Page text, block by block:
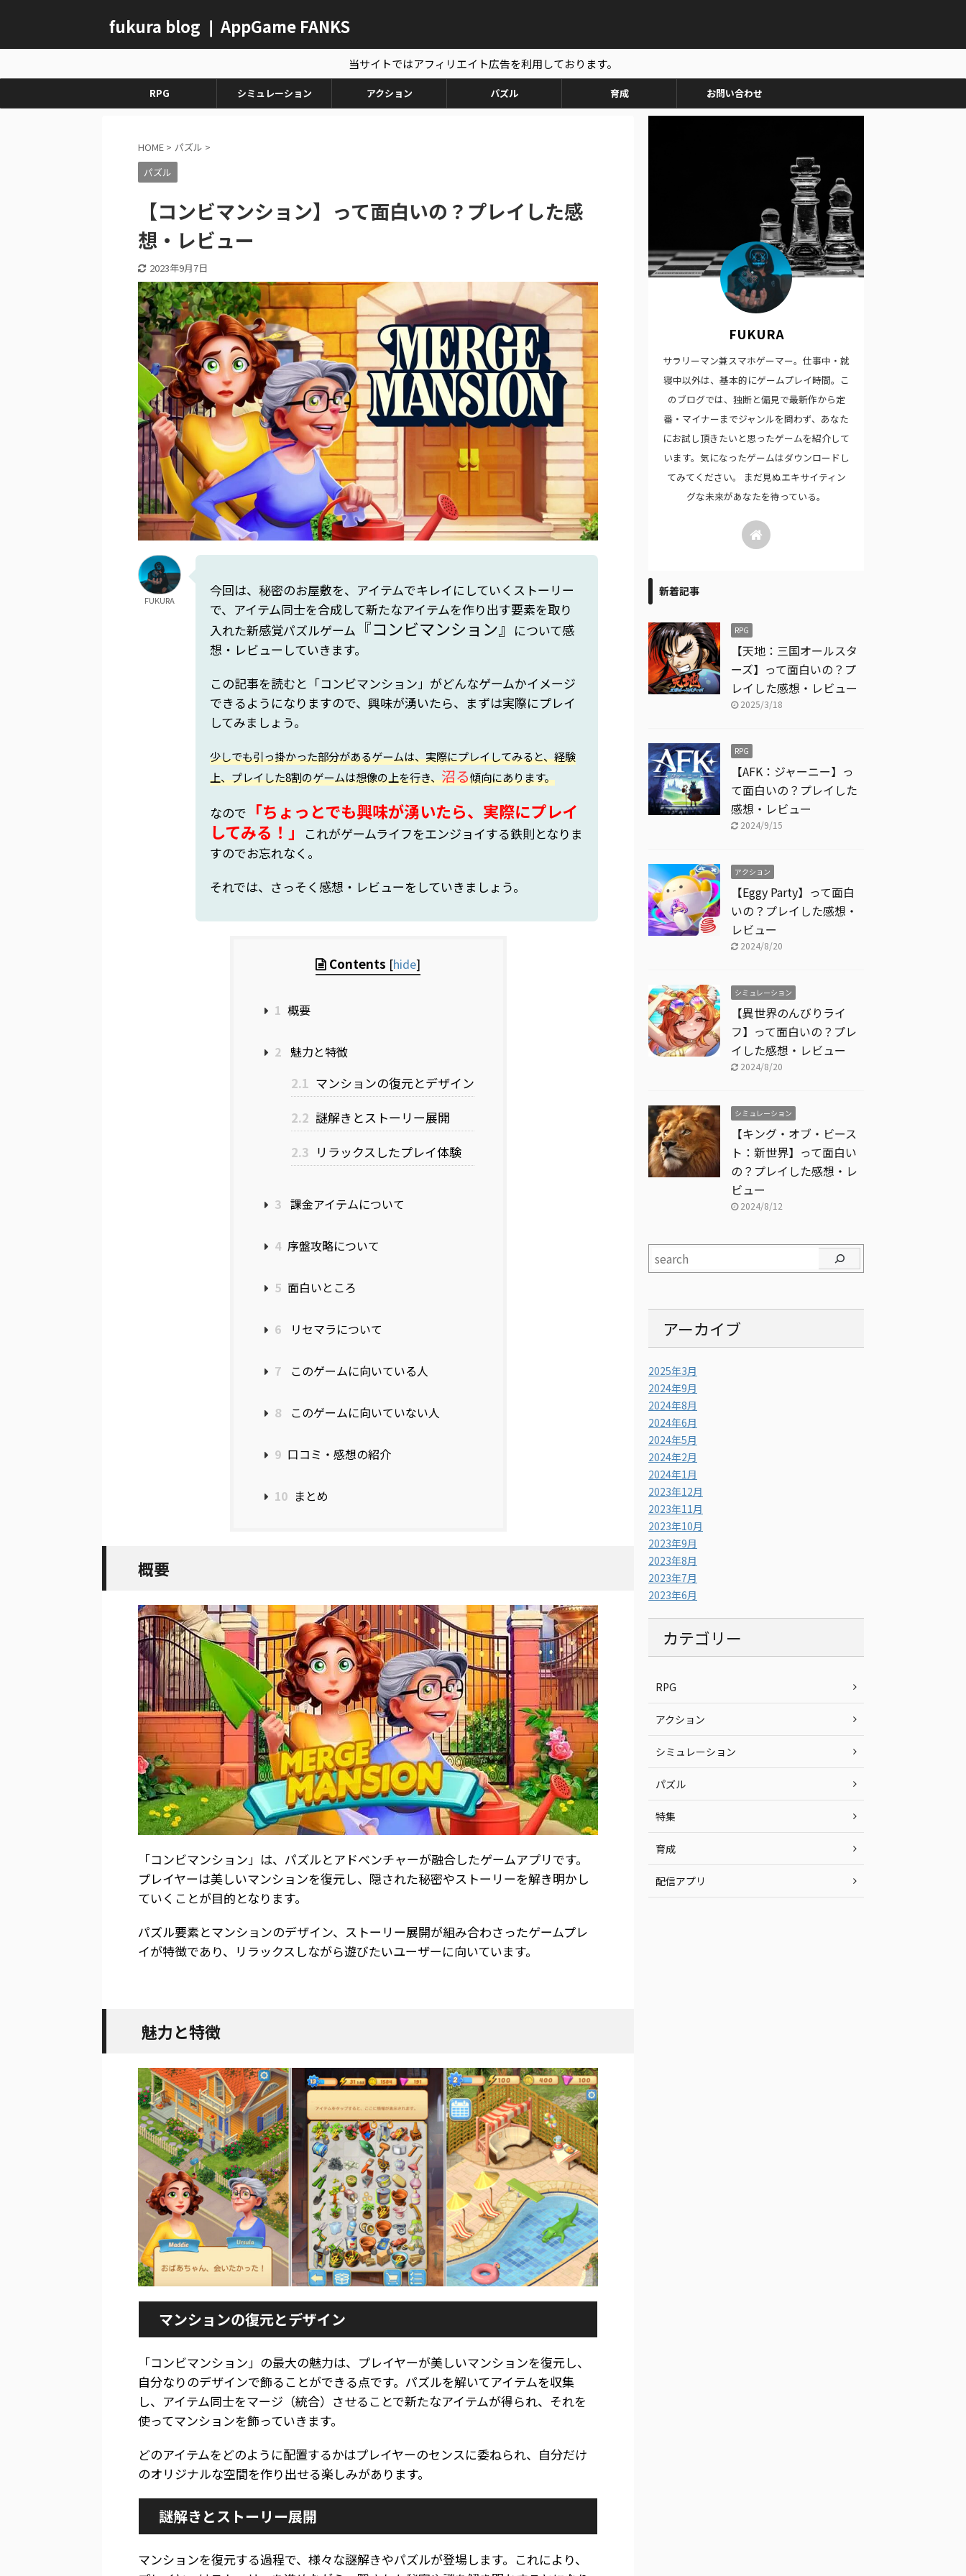
fukura blog ❘ AppGame FANKS
当サイトではアフィリエイト広告を利用しております。
RPG シミュレーション アクション パズル 育成 お問い合わせ
HOME > パズル >
パズル
【コンビマンション】って面白いの？プレイした感
想・レビュー
2023年9月7日
FUKURA
今回は、秘密のお屋敷を、アイテムでキレイにしていくストーリー
で、アイテム同士を合成して新たなアイテムを作り出す要素を取り
入れた新感覚パズルゲーム 『コンビマンション』 について感
想・レビューしていきます。
この記事を読むと「コンビマンション」がどんなゲームかイメージ
できるようになりますので、興味が湧いたら、まずは実際にプレイ
してみましょう。
少しでも引っ掛かった部分があるゲームは、実際にプレイしてみると、経験
上、プレイした8割のゲームは想像の上を行き、沼る傾向にあります。
なので 「ちょっとでも興味が湧いたら、実際にプレイ
してみる！」
これがゲームライフをエンジョイする鉄則となりま
すのでお忘れなく。
それでは、さっそく感想・レビューをしていきましょう。
Contents [hide]
1 概要
2 魅力と特徴
2.1 マンションの復元とデザイン
2.2 謎解きとストーリー展開
2.3 リラックスしたプレイ体験
3 課金アイテムについて
4 序盤攻略について
5 面白いところ
6 リセマラについて
7 このゲームに向いている人
8 このゲームに向いていない人
9 口コミ・感想の紹介
10 まとめ
概要
「コンビマンション」は、パズルとアドベンチャーが融合したゲームアプリです。
プレイヤーは美しいマンションを復元し、隠された秘密やストーリーを解き明かし
ていくことが目的となります。
パズル要素とマンションのデザイン、ストーリー展開が組み合わさったゲームプレ
イが特徴であり、リラックスしながら遊びたいユーザーに向いています。
魅力と特徴
マンションの復元とデザイン
「コンビマンション」の最大の魅力は、プレイヤーが美しいマンションを復元し、
自分なりのデザインで飾ることができる点です。パズルを解いてアイテムを収集
し、アイテム同士をマージ（統合）させることで新たなアイテムが得られ、それを
使ってマンションを飾っていきます。
どのアイテムをどのように配置するかはプレイヤーのセンスに委ねられ、自分だけ
のオリジナルな空間を作り出せる楽しみがあります。
謎解きとストーリー展開
マンションを復元する過程で、様々な謎解きやパズルが登場します。これにより、
FUKURA
サラリーマン兼スマホゲーマー。仕事中・就
寝中以外は、基本的にゲームプレイ時間。こ
のブログでは、独断と偏見で最新作から定
番・マイナーまでジャンルを問わず、あなた
にお試し頂きたいと思ったゲームを紹介して
います。気になったゲームはダウンロードし
てみてください。 まだ見ぬエキサイティン
グな未来があなたを待っている。
新着記事
RPG
【天地：三国オールスタ
ーズ】って面白いの？プ
レイした感想・レビュー
2025/3/18
RPG
【AFK：ジャーニー】っ
て面白いの？プレイした
感想・レビュー
2024/9/15
アクション
【Eggy Party】って面白
いの？プレイした感想・
レビュー
2024/8/20
シミュレーション
【異世界のんびりライ
フ】って面白いの？プレ
イした感想・レビュー
2024/8/20
シミュレーション
【キング・オブ・ビース
ト：新世界】って面白い
の？プレイした感想・レ
ビュー
2024/8/12
アーカイブ
2025年3月
2024年9月
2024年8月
2024年6月
2024年5月
2024年2月
2024年1月
2023年12月
2023年11月
2023年10月
2023年9月
2023年8月
2023年7月
2023年6月
カテゴリー
RPG
アクション
シミュレーション
パズル
特集
育成
配信アプリ